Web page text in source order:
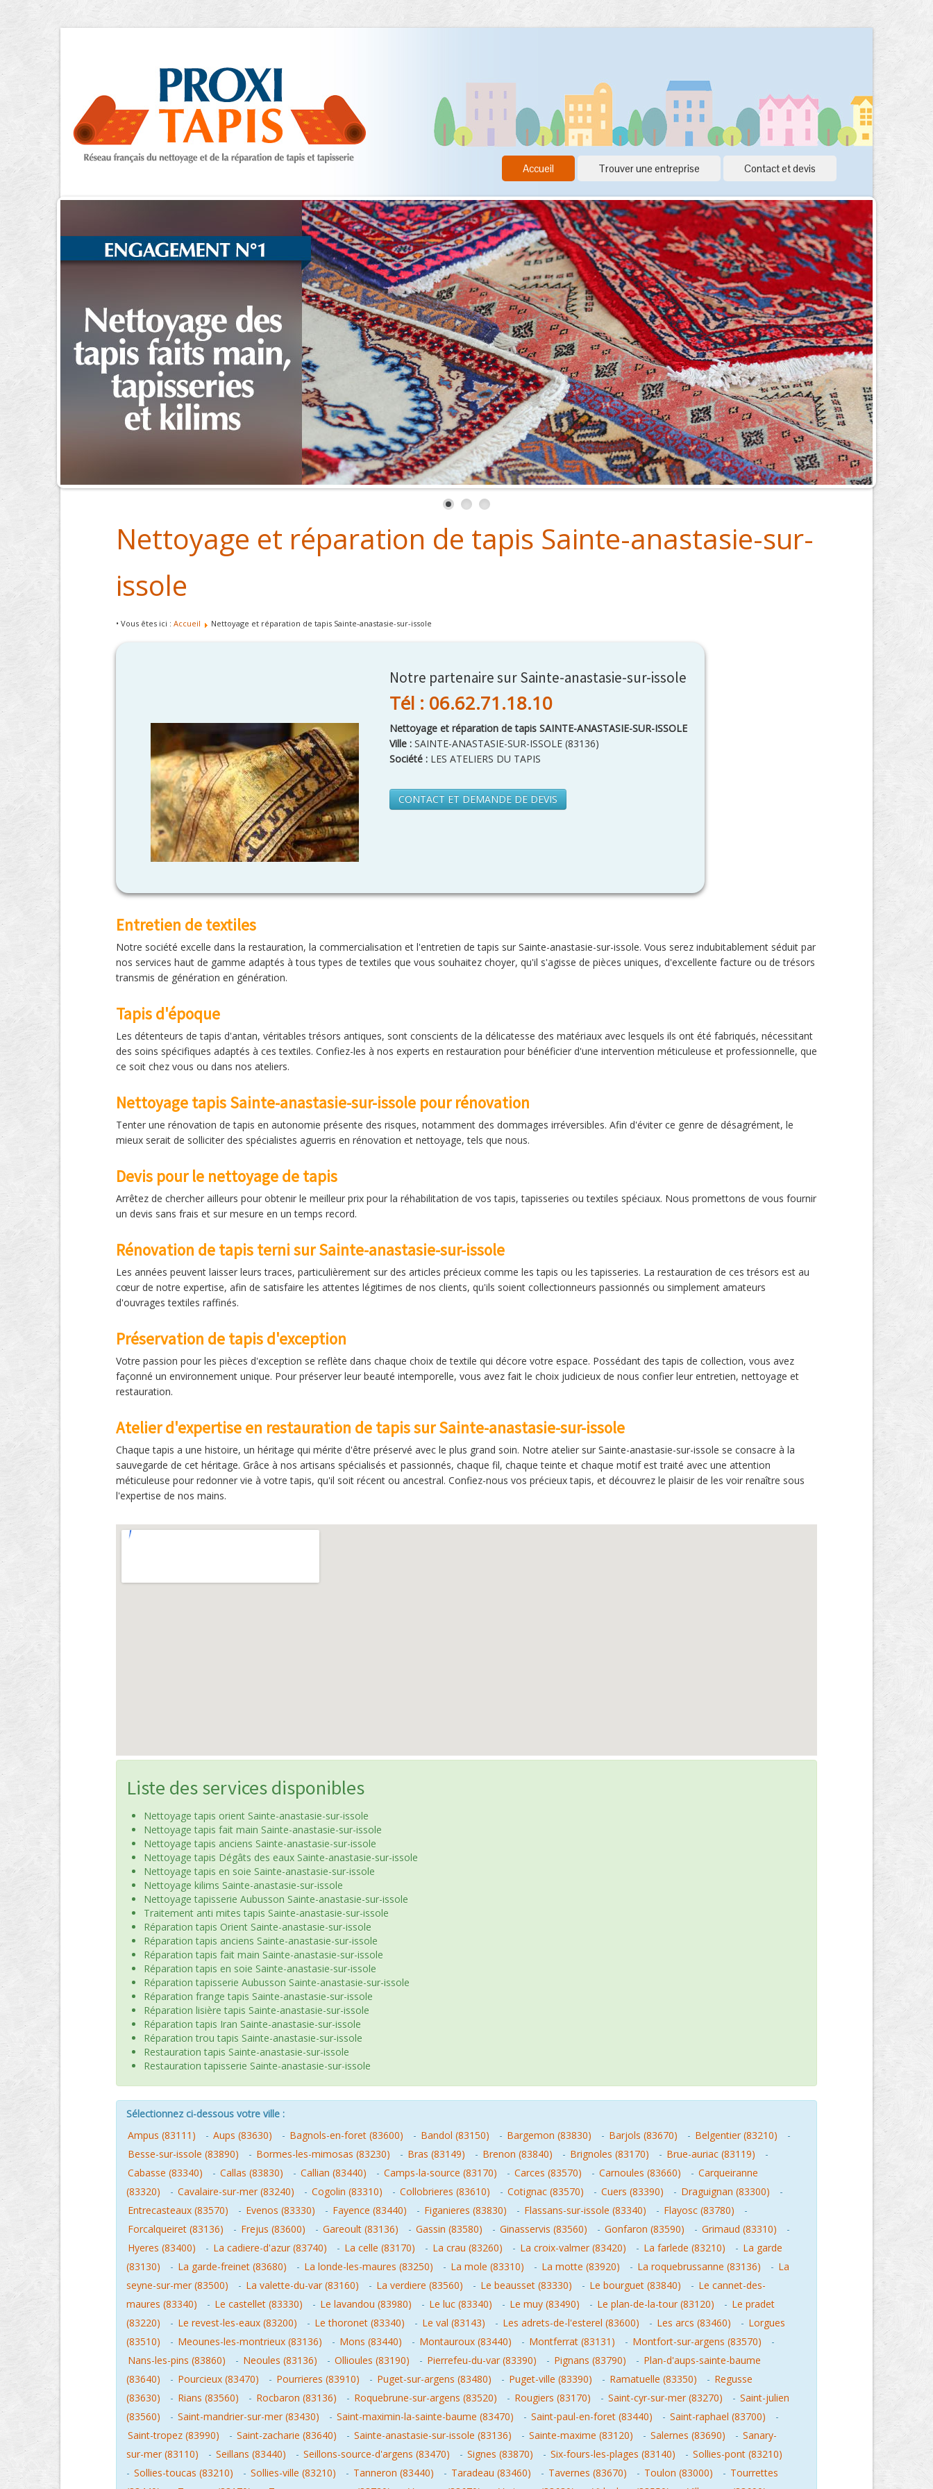
Accueil Trouver une entreprise Contact et devis
Nettoyage et réparation de tapis Sainte-anastasie-sur-
issole
• Vous êtes ici : Accueil Nettoyage et réparation de tapis Sainte-anastasie-sur-issole
Notre partenaire sur Sainte-anastasie-sur-issole
Tél : 06.62.71.18.10
Nettoyage et réparation de tapis SAINTE-ANASTASIE-SUR-ISSOLE
Ville : SAINTE-ANASTASIE-SUR-ISSOLE (83136)
Société : LES ATELIERS DU TAPIS
CONTACT ET DEMANDE DE DEVIS
Entretien de textiles
Notre société excelle dans la restauration, la commercialisation et l'entretien de tapis sur Sainte-anastasie-sur-issole. Vous serez indubitablement séduit par
nos services haut de gamme adaptés à tous types de textiles que vous souhaitez choyer, qu'il s'agisse de pièces uniques, d'excellente facture ou de trésors
transmis de génération en génération.
Tapis d'époque
Les détenteurs de tapis d'antan, véritables trésors antiques, sont conscients de la délicatesse des matériaux avec lesquels ils ont été fabriqués, nécessitant
des soins spécifiques adaptés à ces textiles. Confiez-les à nos experts en restauration pour bénéficier d'une intervention méticuleuse et professionnelle, que
ce soit chez vous ou dans nos ateliers.
Nettoyage tapis Sainte-anastasie-sur-issole pour rénovation
Tenter une rénovation de tapis en autonomie présente des risques, notamment des dommages irréversibles. Afin d'éviter ce genre de désagrément, le
mieux serait de solliciter des spécialistes aguerris en rénovation et nettoyage, tels que nous.
Devis pour le nettoyage de tapis
Arrêtez de chercher ailleurs pour obtenir le meilleur prix pour la réhabilitation de vos tapis, tapisseries ou textiles spéciaux. Nous promettons de vous fournir
un devis sans frais et sur mesure en un temps record.
Rénovation de tapis terni sur Sainte-anastasie-sur-issole
Les années peuvent laisser leurs traces, particulièrement sur des articles précieux comme les tapis ou les tapisseries. La restauration de ces trésors est au
cœur de notre expertise, afin de satisfaire les attentes légitimes de nos clients, qu'ils soient collectionneurs passionnés ou simplement amateurs
d'ouvrages textiles raffinés.
Préservation de tapis d'exception
Votre passion pour les pièces d'exception se reflète dans chaque choix de textile qui décore votre espace. Possédant des tapis de collection, vous avez
façonné un environnement unique. Pour préserver leur beauté intemporelle, vous avez fait le choix judicieux de nous confier leur entretien, nettoyage et
restauration.
Atelier d'expertise en restauration de tapis sur Sainte-anastasie-sur-issole
Chaque tapis a une histoire, un héritage qui mérite d'être préservé avec le plus grand soin. Notre atelier sur Sainte-anastasie-sur-issole se consacre à la
sauvegarde de cet héritage. Grâce à nos artisans spécialisés et passionnés, chaque fil, chaque teinte et chaque motif est traité avec une attention
méticuleuse pour redonner vie à votre tapis, qu'il soit récent ou ancestral. Confiez-nous vos précieux tapis, et découvrez le plaisir de les voir renaître sous
l'expertise de nos mains.
Liste des services disponibles
Nettoyage tapis orient Sainte-anastasie-sur-issole
Nettoyage tapis fait main Sainte-anastasie-sur-issole
Nettoyage tapis anciens Sainte-anastasie-sur-issole
Nettoyage tapis Dégâts des eaux Sainte-anastasie-sur-issole
Nettoyage tapis en soie Sainte-anastasie-sur-issole
Nettoyage kilims Sainte-anastasie-sur-issole
Nettoyage tapisserie Aubusson Sainte-anastasie-sur-issole
Traitement anti mites tapis Sainte-anastasie-sur-issole
Réparation tapis Orient Sainte-anastasie-sur-issole
Réparation tapis anciens Sainte-anastasie-sur-issole
Réparation tapis fait main Sainte-anastasie-sur-issole
Réparation tapis en soie Sainte-anastasie-sur-issole
Réparation tapisserie Aubusson Sainte-anastasie-sur-issole
Réparation frange tapis Sainte-anastasie-sur-issole
Réparation lisière tapis Sainte-anastasie-sur-issole
Réparation tapis Iran Sainte-anastasie-sur-issole
Réparation trou tapis Sainte-anastasie-sur-issole
Restauration tapis Sainte-anastasie-sur-issole
Restauration tapisserie Sainte-anastasie-sur-issole
Sélectionnez ci-dessous votre ville :
Ampus (83111)
- Aups (83630) - Bagnols-en-foret (83600) - Bandol (83150) - Bargemon (83830) - Barjols (83670) - Belgentier (83210)
-
Besse-sur-issole (83890)
- Bormes-les-mimosas (83230) - Bras (83149) - Brenon (83840) - Brignoles (83170) - Brue-auriac (83119)
-
Cabasse (83340)
- Callas (83830) - Callian (83440) - Camps-la-source (83170) - Carces (83570) - Carnoules (83660) - Carqueiranne
(83320)
- Cavalaire-sur-mer (83240) - Cogolin (83310) - Collobrieres (83610) - Cotignac (83570) - Cuers (83390) - Draguignan (83300)
-
Entrecasteaux (83570)
- Evenos (83330) - Fayence (83440) - Figanieres (83830) - Flassans-sur-issole (83340) - Flayosc (83780)
-
Forcalqueiret (83136)
- Frejus (83600) - Gareoult (83136) - Gassin (83580) - Ginasservis (83560) - Gonfaron (83590) - Grimaud (83310)
-
Hyeres (83400)
- La cadiere-d'azur (83740) - La celle (83170) - La crau (83260) - La croix-valmer (83420) - La farlede (83210) - La garde
(83130)
- La garde-freinet (83680) - La londe-les-maures (83250) - La mole (83310) - La motte (83920) - La roquebrussanne (83136) - La
seyne-sur-mer (83500)
- La valette-du-var (83160) - La verdiere (83560) - Le beausset (83330) - Le bourguet (83840) - Le cannet-des-
maures (83340)
- Le castellet (83330) - Le lavandou (83980) - Le luc (83340) - Le muy (83490) - Le plan-de-la-tour (83120) - Le pradet
(83220)
- Le revest-les-eaux (83200) - Le thoronet (83340) - Le val (83143) - Les adrets-de-l'esterel (83600) - Les arcs (83460) - Lorgues
(83510)
- Meounes-les-montrieux (83136) - Mons (83440) - Montauroux (83440) - Montferrat (83131) - Montfort-sur-argens (83570)
-
Nans-les-pins (83860)
- Neoules (83136) - Ollioules (83190) - Pierrefeu-du-var (83390) - Pignans (83790) - Plan-d'aups-sainte-baume
(83640)
- Pourcieux (83470) - Pourrieres (83910) - Puget-sur-argens (83480) - Puget-ville (83390) - Ramatuelle (83350) - Regusse
(83630)
- Rians (83560) - Rocbaron (83136) - Roquebrune-sur-argens (83520) - Rougiers (83170) - Saint-cyr-sur-mer (83270) - Saint-julien
(83560)
- Saint-mandrier-sur-mer (83430) - Saint-maximin-la-sainte-baume (83470) - Saint-paul-en-foret (83440) - Saint-raphael (83700)
-
Saint-tropez (83990)
- Saint-zacharie (83640) - Sainte-anastasie-sur-issole (83136) - Sainte-maxime (83120) - Salernes (83690) - Sanary-
sur-mer (83110)
- Seillans (83440) - Seillons-source-d'argens (83470) - Signes (83870) - Six-fours-les-plages (83140) - Sollies-pont (83210)
- Sollies-toucas (83210) - Sollies-ville (83210) - Tanneron (83440) - Taradeau (83460) - Tavernes (83670) - Toulon (83000) - Tourrettes